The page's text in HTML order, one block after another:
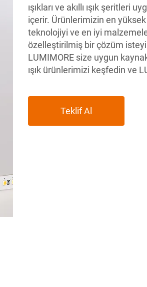
ışıkları ve akıllı ışık şeritleri
içerir. Ürünlerimizin en
teknolojiyi ve en iyi
özelleştirilmiş bir çözüm
LUMIMORE size uygun
ışık ürünlerimizi keşfedin ve
Teklif Al